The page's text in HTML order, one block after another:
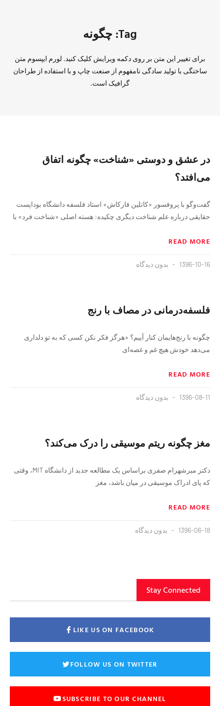
Tag: چگونه
برای تغییر این متن بر روی دکمه ویرایش کلیک کنید. لورم ایپسوم متن
ساختگی با تولید سادگی نامفهوم از صنعت چاپ و با استفاده از طراحان
گرافیک است.
در عشق و دوستی «شناخت» چگونه اتفاق
می‌افتد؟
گفت‌و‌گو با پروفسور «کاتلین فارکاش» استاد فلسفه دانشگاه بوداپست
حقایقی درباره علم شناخت دیگری چکیده: هسته اصلی «شناخت فرد» با
READ MORE
1396-10-16 بدون دیدگاه
فلسفه‌درمانی در مصاف با رنج
چگونه با رنج‌هایمان كنار آييم؟ «هرگز فكر نكن كسی كه به تو دلداری
می‌دهد خودش هيچ غم و غصه‌ای
READ MORE
1396-08-11 بدون دیدگاه
مغز چگونه ریتم موسیقی را درک می‌کند؟
دکتر میرشهرام صفری براساس یک مطالعه جدید از دانشگاه MIT، وقتی
که پای ادراک موسیقی در میان باشد، مغز
READ MORE
1396-06-18 بدون دیدگاه
Stay Connected
LIKE US ON FACEBOOK
FOLLOW US ON TWITTER
SUBSCRIBE TO OUR CHANNEL